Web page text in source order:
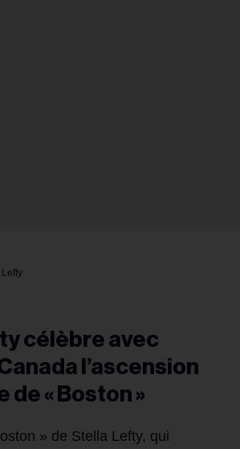
célèbre avec
l’ascension
« Boston »
» de Stella Lefty, qui